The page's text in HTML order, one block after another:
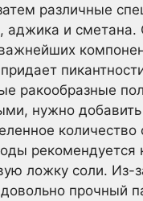
различные
аджика и сметана.
ракообразные
нужно добавить
количество
рекомендуется
ложку соли. Из-
прочный